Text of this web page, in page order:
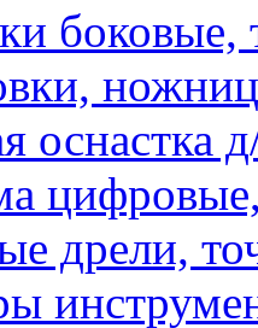
боковые,
оснастка
дрели,